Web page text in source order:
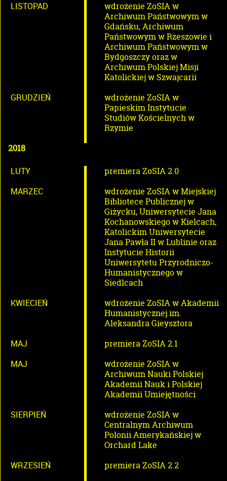
LISTOPAD
wdrożenie ZoSIA w
Archiwum Państwowym w
Gdańsku, Archiwum
Państwowym w Rzeszowie i
Archiwum Państwowym w
Bydgoszczy oraz w
Archiwum Polskiej Misji
Katolickiej w Szwajcarii
GRUDZIEŃ
wdrożenie ZoSIA w
Papieskim Instytucie
Studiów Kościelnych w
Rzymie
2018
LUTY
premiera ZoSIA 2.0
MARZEC
wdrożenie ZoSIA w Miejskiej
Bibliotece Publicznej w
Giżycku, Uniwersytecie Jana
Kochanowskiego w Kielcach,
Katolickim Uniwersytecie
Jana Pawła II w Lublinie oraz
Instytucie Historii
Uniwersytetu Przyrodniczo-
Humanistycznego w
Siedlcach
KWIECIEŃ
wdrożenie ZoSIA w Akademii
Humanistycznej im.
Aleksandra Gieysztora
MAJ
premiera ZoSIA 2.1
MAJ
wdrożenie ZoSIA w
Archiwum Nauki Polskiej
Akademii Nauk i Polskiej
Akademii Umiejętności
SIERPIEŃ
wdrożenie ZoSIA w
Centralnym Archiwum
Polonii Amerykańskiej w
Orchard Lake
WRZESIEŃ
premiera ZoSIA 2.2